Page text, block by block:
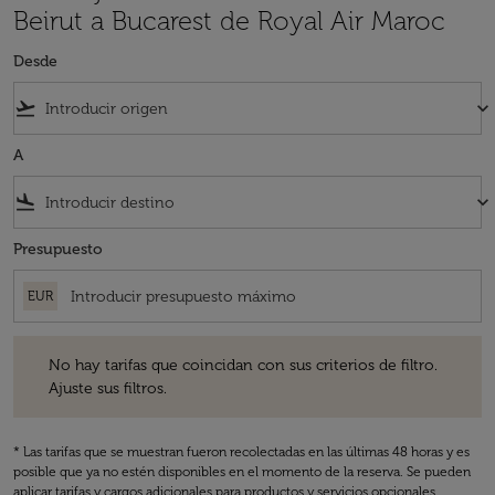
Beirut a Bucarest de Royal Air Maroc
Desde
flight_takeoff keyboard_arrow_down
A
flight_land keyboard_arrow_down
Presupuesto
EUR
No hay tarifas que coincidan con sus criterios de filtro.
Ajuste sus filtros.
* Las tarifas que se muestran fueron recolectadas en las últimas 48 horas y es
posible que ya no estén disponibles en el momento de la reserva. Se pueden
aplicar tarifas y cargos adicionales para productos y servicios opcionales.